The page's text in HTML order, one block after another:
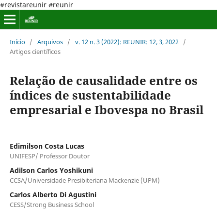
#revistareunir #reunir
Início / Arquivos / v. 12 n. 3 (2022): REUNIR: 12, 3, 2022 /
Artigos científicos
Relação de causalidade entre os
índices de sustentabilidade
empresarial e Ibovespa no Brasil
Edimilson Costa Lucas
UNIFESP/ Professor Doutor
Adilson Carlos Yoshikuni
CCSA/Universidade Presibiteriana Mackenzie (UPM)
Carlos Alberto Di Agustini
CESS/Strong Business School